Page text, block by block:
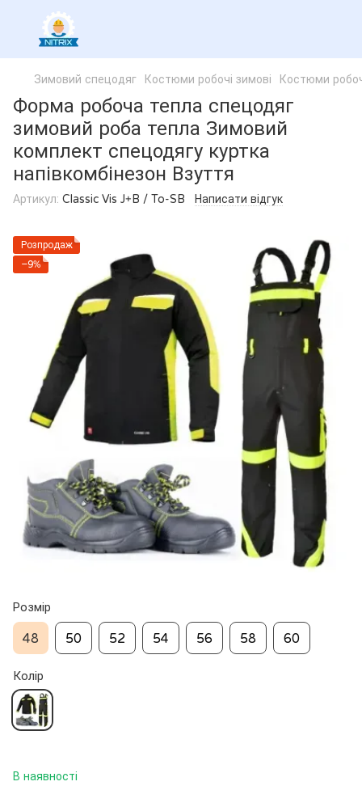
Зимовий спецодяг Костюми робочі зимові Костюми
Форма робоча тепла спецодяг
зимовий роба тепла Зимовий
комплект спецодягу куртка
напівкомбінезон Взуття
Артикул: Classic Vis J+B / To-SB Написати відгук
Розпродаж
−9%
Розмір
48 50 52 54 56 58 60
Колір
В наявності